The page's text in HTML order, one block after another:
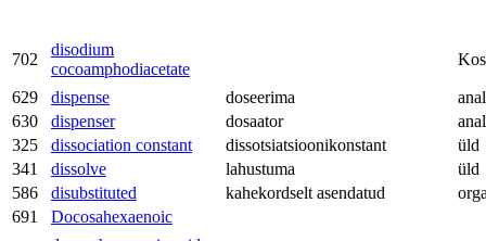
702
disodium
cocoamphodiacetate
629 dispense doseerima
630
dispenser dosaator
325
dissociation constant dissotsiatsioonikonstant
üld
341
dissolve lahustuma
üld
586
disubstituted kahekordselt asendatud
691
Docosahexaenoic